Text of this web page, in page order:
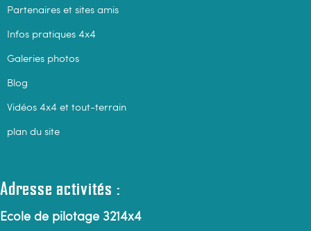
Partenaires et sites amis
Infos pratiques 4x4
Galeries photos
Blog
Vidéos 4x4 et tout-terrain
plan du site
Adresse activités :
Ecole de pilotage 3214x4